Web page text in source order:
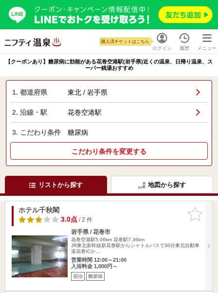
ログイン
購入済チケットはこちら
履歴 メニュー
【クーポンあり】糖尿病に効能がある花巻空港駅(岩手県)近くの温泉、日帰り温泉、ス
ーパー銭湯おすすめ
1. 都道府県 東北 / 岩手県
2. 沿線・駅 花巻空港駅
3. こだわり条件 糖尿病
こだわり条件を変更する
リストから探す 地図から探す
お気に入
りに追加
ホテル千秋閣
3.0点/ 2 件
岩手県 / 花巻市
花巻空港駅5.06km 花巻駅7.36km
JR東北新幹線新花巻駅からシャトルバスで30分東北自動車
道花巻ICか…
営業時間 12:00～21:00
入浴料金 1,000円～
宿泊 糖尿病